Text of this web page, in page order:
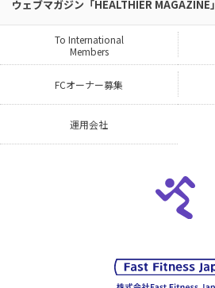
ウェブマガジン「HEALTHIER MAGAZINE」
To International
Members
FCオーナー募集
運用会社